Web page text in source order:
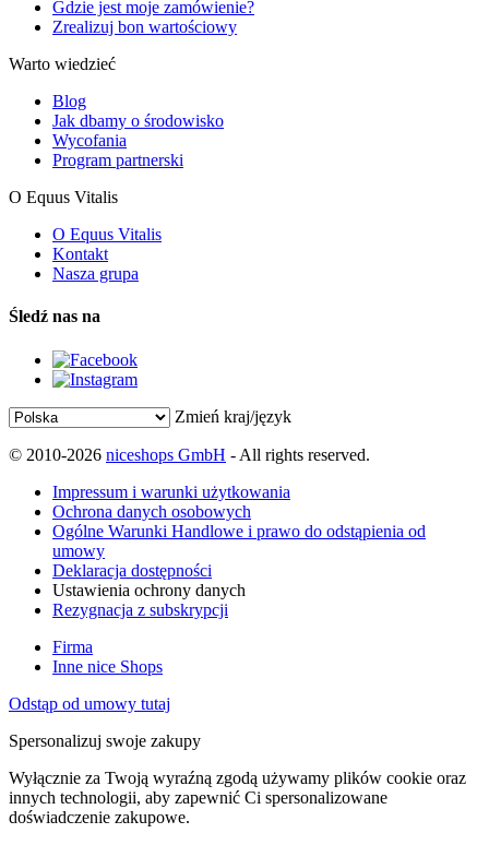
Gdzie jest moje zamówienie?
Zrealizuj bon wartościowy
Warto wiedzieć
Blog
Jak dbamy o środowisko
Wycofania
Program partnerski
O Equus Vitalis
O Equus Vitalis
Kontakt
Nasza grupa
Śledź nas na
Zmień kraj/język
© 2010-2026 niceshops GmbH - All rights reserved.
Impressum i warunki użytkowania
Ochrona danych osobowych
Ogólne Warunki Handlowe i prawo do odstąpienia od
umowy
Deklaracja dostępności
Ustawienia ochrony danych
Rezygnacja z subskrypcji
Firma
Inne nice Shops
Odstąp od umowy tutaj
Spersonalizuj swoje zakupy
Wyłącznie za Twoją wyraźną zgodą używamy plików cookie oraz
innych technologii, aby zapewnić Ci spersonalizowane
doświadczenie zakupowe.